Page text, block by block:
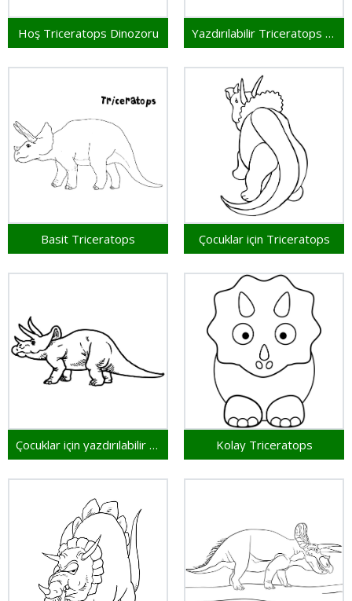
Hoş Triceratops Dinozoru Yazdırılabilir Triceratops Dinozoru
Basit Triceratops Çocuklar için Triceratops
Çocuklar için yazdırılabilir Triceratops Kolay Triceratops